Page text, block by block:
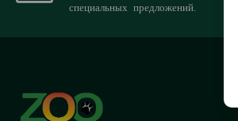
специальных предложений.